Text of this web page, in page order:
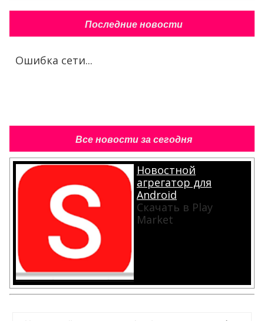
Последние новости
Ошибка сети...
Все новости за сегодня
Новостной
агрегатор для
Android
Скачать в Play
Market